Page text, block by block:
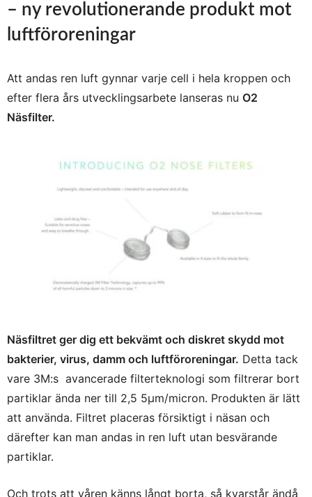
– ny revolutionerande produkt mot
luftföroreningar
Att andas ren luft gynnar varje cell i hela kroppen och
efter flera års utvecklingsarbete lanseras nu O2
Näsfilter.
Näsfiltret ger dig ett bekvämt och diskret skydd mot
bakterier, virus, damm och luftföroreningar. Detta tack
vare 3M:s avancerade filterteknologi som filtrerar bort
partiklar ända ner till 2,5 5μm/micron. Produkten är lätt
att använda. Filtret placeras försiktigt i näsan och
därefter kan man andas in ren luft utan besvärande
partiklar.
Och trots att våren känns långt borta, så kvarstår ändå